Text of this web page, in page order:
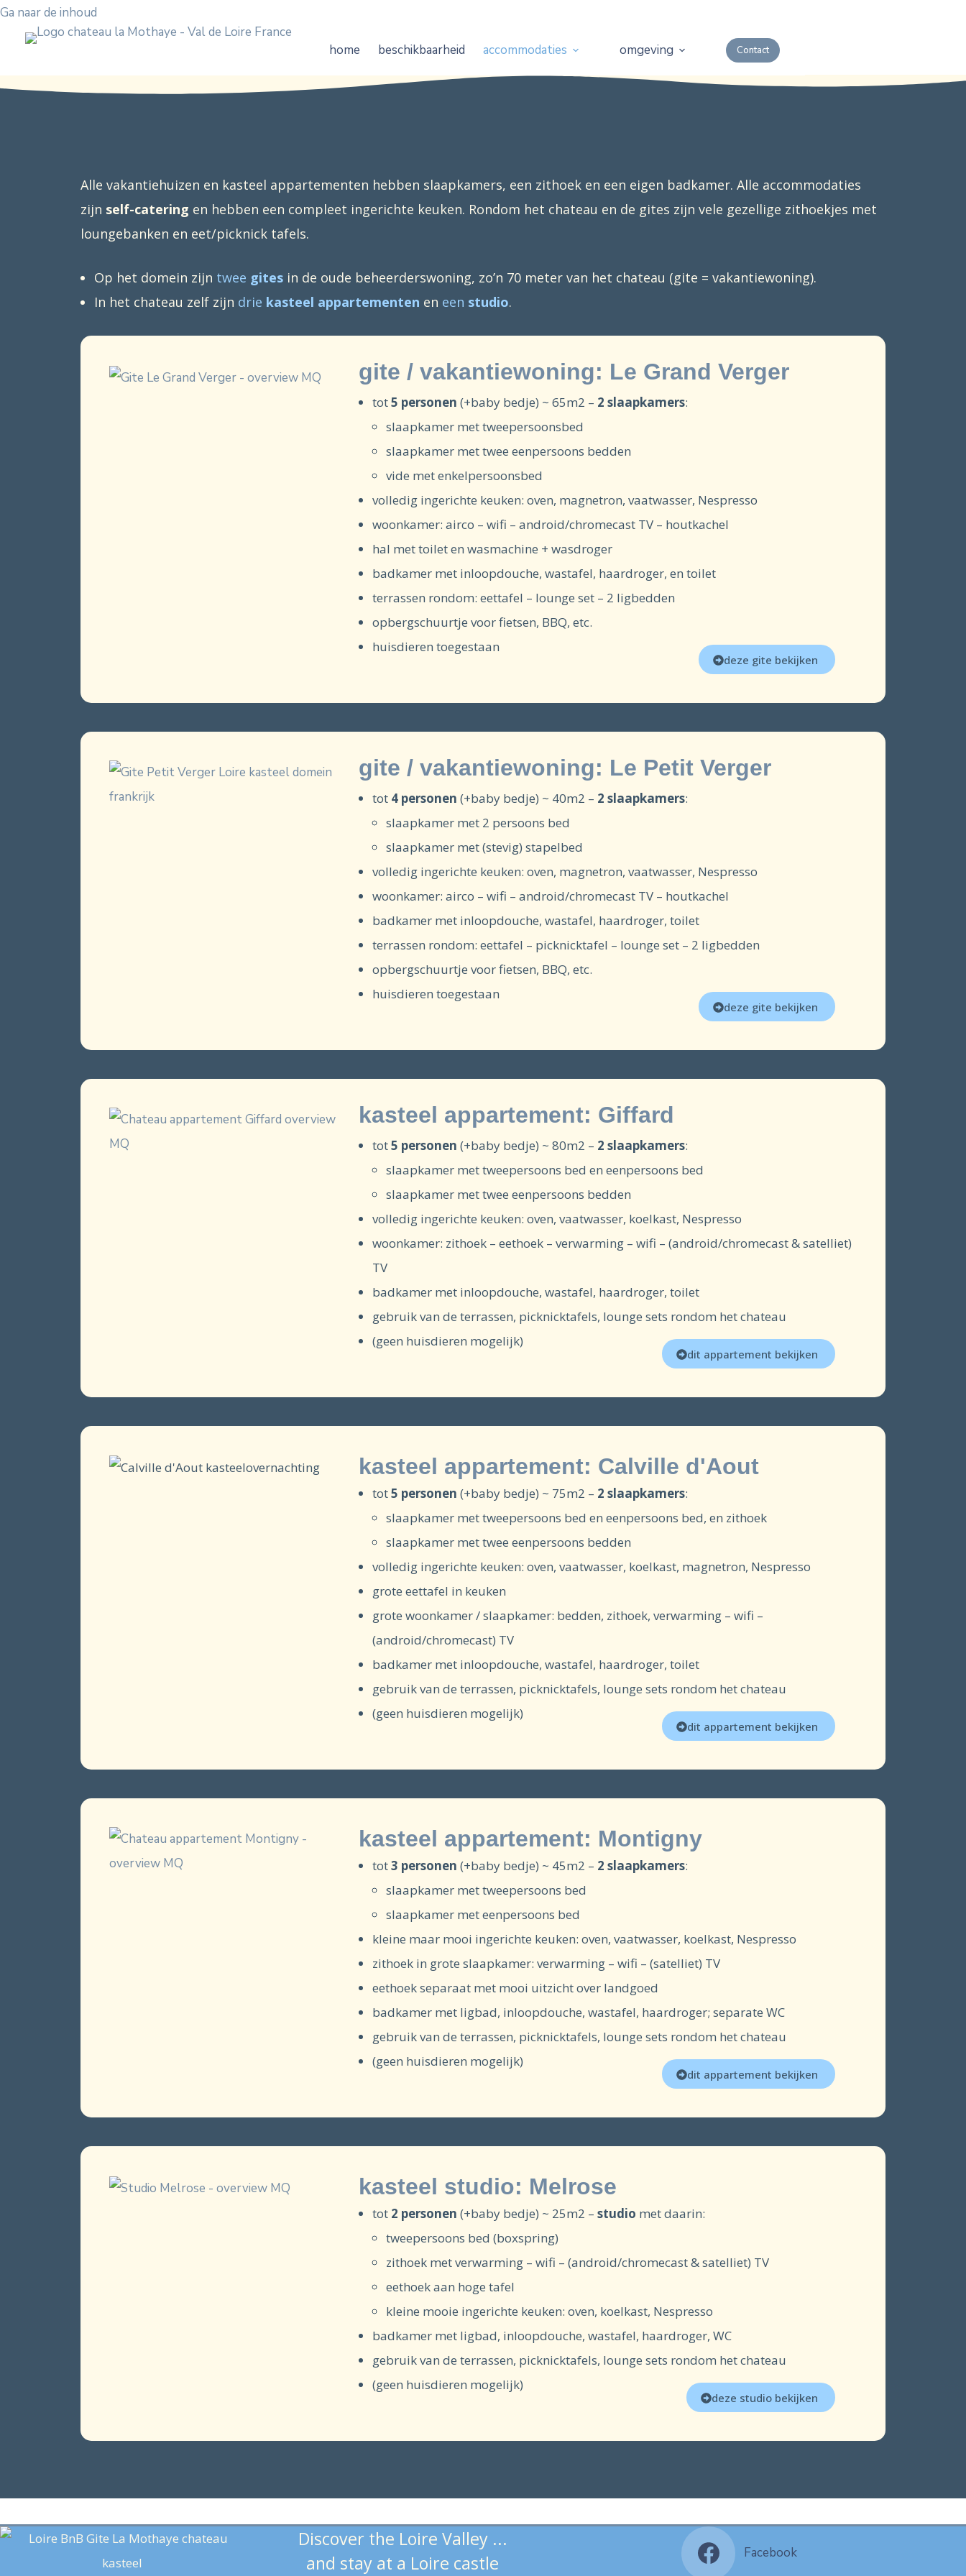
Ga naar de inhoud
home beschikbaarheid accommodaties omgeving over ons
Contact
Alle vakantiehuizen en kasteel appartementen hebben slaapkamers, een zithoek en een eigen badkamer. Alle accommodaties
zijn self-catering en hebben een compleet ingerichte keuken. Rondom het chateau en de gites zijn vele gezellige zithoekjes met
loungebanken en eet/picknick tafels.
Op het domein zijn twee gites in de oude beheerderswoning, zo’n 70 meter van het chateau (gite = vakantiewoning).
In het chateau zelf zijn drie kasteel appartementen en een studio.
gite / vakantiewoning: Le Grand Verger
tot5 personen (+baby bedje) ~ 65m2 – 2 slaapkamers:
slaapkamer met tweepersoonsbed
slaapkamer met twee eenpersoons bedden
vide met enkelpersoonsbed
volledig ingerichte keuken: oven, magnetron, vaatwasser, Nespresso
woonkamer: airco – wifi – android/chromecast TV – houtkachel
hal met toilet en wasmachine + wasdroger
badkamer met inloopdouche, wastafel, haardroger, en toilet
terrassen rondom: eettafel – lounge set – 2 ligbedden
opbergschuurtje voor fietsen, BBQ, etc.
huisdieren toegestaan
deze gite bekijken
gite / vakantiewoning: Le Petit Verger
tot 4 personen (+baby bedje) ~ 40m2 – 2 slaapkamers:
slaapkamer met 2 persoons bed
slaapkamer met (stevig) stapelbed
volledig ingerichte keuken: oven, magnetron, vaatwasser, Nespresso
woonkamer: airco – wifi – android/chromecast TV – houtkachel
badkamer met inloopdouche, wastafel, haardroger, toilet
terrassen rondom: eettafel – picknicktafel – lounge set – 2 ligbedden
opbergschuurtje voor fietsen, BBQ, etc.
huisdieren toegestaan
deze gite bekijken
kasteel appartement: Giffard
tot5 personen (+baby bedje) ~ 80m2 – 2 slaapkamers:
slaapkamer met tweepersoons bed en eenpersoons bed
slaapkamer met twee eenpersoons bedden
volledig ingerichte keuken: oven, vaatwasser, koelkast, Nespresso
woonkamer: zithoek – eethoek – verwarming – wifi – (android/chromecast & satelliet)
TV
badkamer met inloopdouche, wastafel, haardroger, toilet
gebruik van de terrassen, picknicktafels, lounge sets rondom het chateau
(geen huisdieren mogelijk)
dit appartement bekijken
kasteel appartement: Calville d'Aout
tot5 personen (+baby bedje) ~ 75m2 – 2 slaapkamers:
slaapkamer met tweepersoons bed en eenpersoons bed, en zithoek
slaapkamer met twee eenpersoons bedden
volledig ingerichte keuken: oven, vaatwasser, koelkast, magnetron, Nespresso
grote eettafel in keuken
grote woonkamer / slaapkamer: bedden, zithoek, verwarming – wifi –
(android/chromecast) TV
badkamer met inloopdouche, wastafel, haardroger, toilet
gebruik van de terrassen, picknicktafels, lounge sets rondom het chateau
(geen huisdieren mogelijk)
dit appartement bekijken
kasteel appartement: Montigny
tot3 personen (+baby bedje) ~ 45m2 – 2 slaapkamers:
slaapkamer met tweepersoons bed
slaapkamer met eenpersoons bed
kleine maar mooi ingerichte keuken: oven, vaatwasser, koelkast, Nespresso
zithoek in grote slaapkamer: verwarming – wifi – (satelliet) TV
eethoek separaat met mooi uitzicht over landgoed
badkamer met ligbad, inloopdouche, wastafel, haardroger; separate WC
gebruik van de terrassen, picknicktafels, lounge sets rondom het chateau
(geen huisdieren mogelijk)
dit appartement bekijken
kasteel studio: Melrose
tot 2 personen (+baby bedje) ~ 25m2 – studio met daarin:
tweepersoons bed (boxspring)
zithoek met verwarming – wifi – (android/chromecast & satelliet) TV
eethoek aan hoge tafel
kleine mooie ingerichte keuken: oven, koelkast, Nespresso
badkamer met ligbad, inloopdouche, wastafel, haardroger, WC
gebruik van de terrassen, picknicktafels, lounge sets rondom het chateau
(geen huisdieren mogelijk)
deze studio bekijken
Discover the Loire Valley ...
and stay at a Loire castle
Facebook